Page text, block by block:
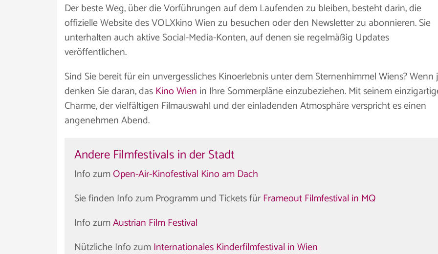
Der beste Weg, über die Vorführungen auf dem Laufenden zu bleiben, besteht darin, die
offizielle Website des VOLXkino Wien zu besuchen oder den Newsletter zu abonnieren. Sie
unterhalten auch aktive Social-Media-Konten, auf denen sie regelmäßig Updates
veröffentlichen.
Sind Sie bereit für ein unvergessliches Kinoerlebnis unter dem Sternenhimmel Wiens? Wenn
denken Sie daran, dasKino Wien in Ihre Sommerpläne einzubeziehen. Mit seinem
Charme, der vielfältigen Filmauswahl und der einladenden Atmosphäre verspricht es einen
angenehmen Abend.
Andere Filmfestivals in der Stadt
Info zumOpen-Air-Kinofestival Kino am Dach
Sie finden Info zum Programm und Tickets fürFrameout Filmfestival in MQ
Info zumAustrian Film Festival
Nützliche Info zumInternationales Kinderfilmfestival in Wien